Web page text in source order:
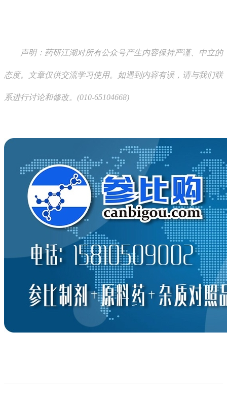
声明：药研江湖对所有公众号产生内容保持严谨、中立的
态度。文章仅供交流学习使用。如遇到内容有误，请与我们联
系进行讨论和修改。(010-65104668)